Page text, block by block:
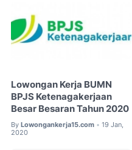
Lowongan Kerja BUMN
BPJS Ketenagakerjaan
Besar Besaran Tahun 2020
By Lowongankerja15.com • 19 Jan,
2020